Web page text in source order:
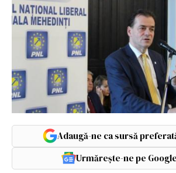
Adaugă-ne ca sursă
Urmărește-ne pe